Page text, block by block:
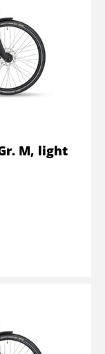
M, light